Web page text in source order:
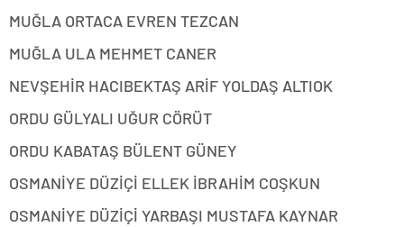
MUĞLA ORTACA EVREN TEZCAN
MUĞLA ULA MEHMET CANER
NEVŞEHİR HACIBEKTAŞ ARİF YOLDAŞ ALTIOK
ORDU GÜLYALI UĞUR CÖRÜT
ORDU KABATAŞ BÜLENT GÜNEY
OSMANİYE DÜZİÇİ ELLEK İBRAHİM COŞKUN
OSMANİYE DÜZİÇİ YARBAŞI MUSTAFA KAYNAR